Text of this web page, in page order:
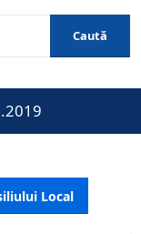
Caută
Local